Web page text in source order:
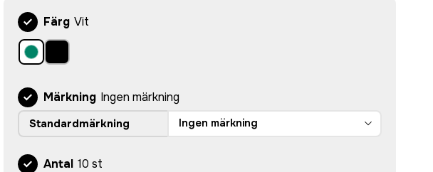
Färg Vit
Märkning Ingen märkning
Standardmärkning Ingen märkning
Antal 10 st